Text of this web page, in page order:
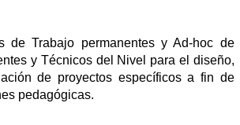
de Trabajo permanentes y Ad-hoc de
y Técnicos del Nivel para el diseño,
de proyectos específicos a fin de
pedagógicas.